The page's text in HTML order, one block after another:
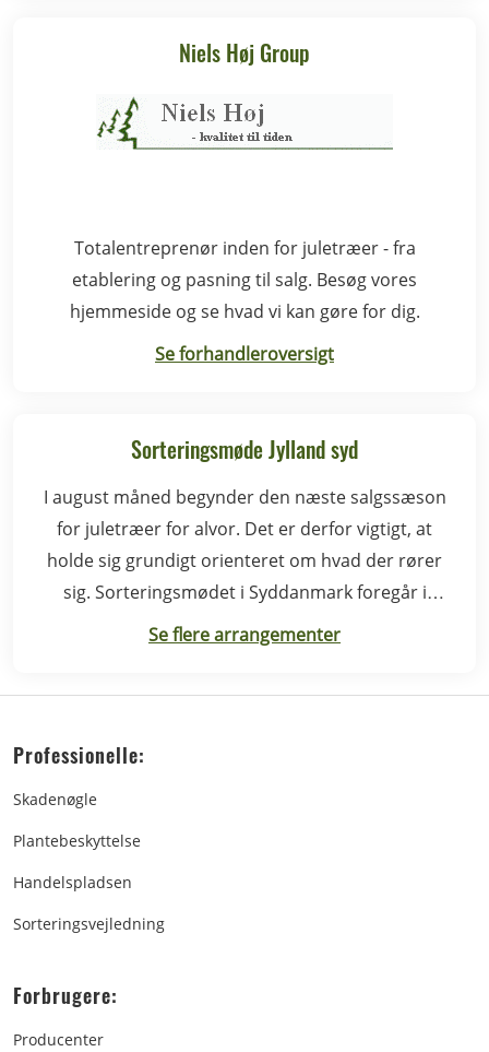
Niels Høj Group
Totalentreprenør inden for juletræer - fra
etablering og pasning til salg. Besøg vores
hjemmeside og se hvad vi kan gøre for dig.
Se forhandleroversigt
Sorteringsmøde Jylland syd
I august måned begynder den næste salgssæson
for juletræer for alvor. Det er derfor vigtigt, at
holde sig grundigt orienteret om hvad der rører
sig. Sorteringsmødet i Syddanmark foregår i
Se flere arrangementer
Professionelle:
Skadenøgle
Plantebeskyttelse
Handelspladsen
Sorteringsvejledning
Forbrugere:
Producenter